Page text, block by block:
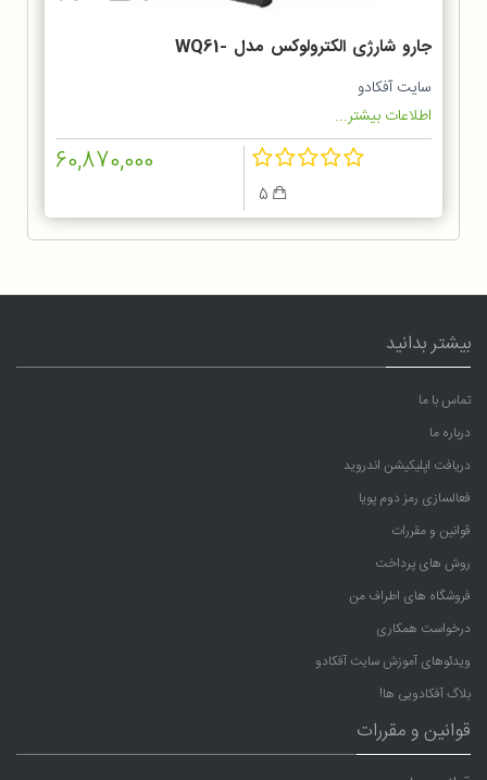
جارو شارژی الکترولوکس مدل WQ61-
1OGG
سایت آفکادو
اطلاعات بیشتر...
60,870,000
بیشتر بدانید
تماس با ما
درباره ما
دریافت اپلیکیشن اندروید
فعالسازی رمز دوم پویا
قوانین و مقررات
روش های پرداخت
فروشگاه های اطراف من
درخواست همکاری
ویدئوهای آموزش سایت آفکادو
بلاگ آفکادویی ها!
قوانین و مقررات